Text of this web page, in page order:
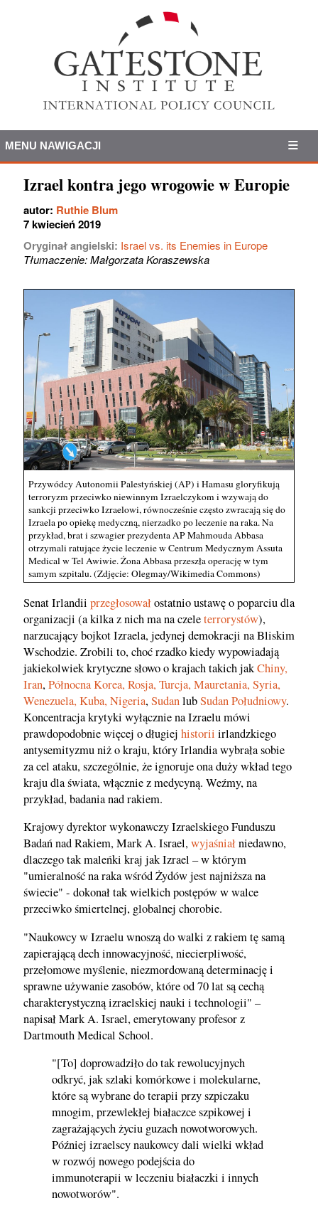
MENU NAWIGACJI
Izrael kontra jego wrogowie w Europie
autor: Ruthie Blum
7 kwiecień 2019
Oryginał angielski: Israel vs. its Enemies in Europe
Tłumaczenie: Małgorzata Koraszewska
Przywódcy Autonomii Palestyńskiej (AP) i Hamasu gloryfikują
terroryzm przeciwko niewinnym Izraelczykom i wzywają do
sankcji przeciwko Izraelowi, równocześnie często zwracają się do
Izraela po opiekę medyczną, nierzadko po leczenie na raka. Na
przykład, brat i szwagier prezydenta AP Mahmouda Abbasa
otrzymali ratujące życie leczenie w Centrum Medycznym Assuta
Medical w Tel Awiwie. Żona Abbasa przeszła operację w tym
samym szpitalu. (Zdjęcie: Olegmay/Wikimedia Commons)
Senat Irlandii przegłosowałostatnio ustawę o poparciu dla
organizacji (a kilka z nich ma na czeleterrorystów),
narzucający bojkot Izraela, jedynej demokracji na Bliskim
Wschodzie. Zrobili to, choć rzadko kiedy wypowiadają
jakiekolwiek krytyczne słowo o krajach takich jakChiny,
Iran,Północna Korea, Rosja, Turcja, Mauretania, Syria,
Wenezuela, Kuba, Nigeria,SudanlubSudan Południowy.
Koncentracja krytyki wyłącznie na Izraelu mówi
prawdopodobnie więcej o długiej historii irlandzkiego
antysemityzmu niż o kraju, który Irlandia wybrała sobie
za cel ataku, szczególnie, że ignoruje ona duży wkład tego
kraju dla świata, włącznie z medycyną. Weźmy, na
przykład, badania nad rakiem.
Krajowy dyrektor wykonawczy Izraelskiego Funduszu
Badań nad Rakiem, Mark A. Israel,wyjaśniałniedawno,
dlaczego tak maleńki kraj jak Izrael – w którym
"umieralność na raka wśród Żydów jest najniższa na
świecie" - dokonał tak wielkich postępów w walce
przeciwko śmiertelnej, globalnej chorobie.
"Naukowcy w Izraelu wnoszą do walki z rakiem tę samą
zapierającą dech innowacyjność, niecierpliwość,
przełomowe myślenie, niezmordowaną determinację i
sprawne używanie zasobów, które od 70 lat są cechą
charakterystyczną izraelskiej nauki i technologii" –
napisał Mark A. Israel, emerytowany profesor z
Dartmouth Medical School.
"[To] doprowadziło do tak rewolucyjnych
odkryć, jak szlaki komórkowe i molekularne,
które są wybrane do terapii przy szpiczaku
mnogim, przewlekłej białaczce szpikowej i
zagrażających życiu guzach nowotworowych.
Później izraelscy naukowcy dali wielki wkład
w rozwój nowego podejścia do
immunoterapii w leczeniu białaczki i innych
nowotworów".